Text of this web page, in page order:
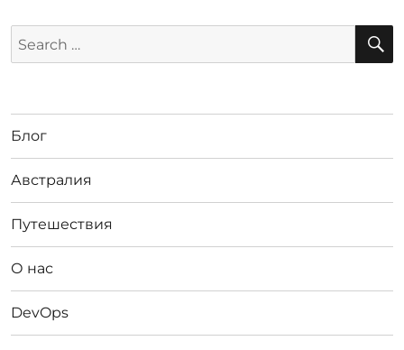
Search
for:
Блог
Австралия
Путешествия
О нас
DevOps